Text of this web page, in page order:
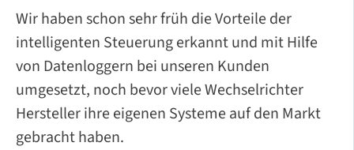
Wir haben schon sehr früh die Vorteile der
intelligenten Steuerung erkannt und mit Hilfe
von Datenloggern bei unseren Kunden
umgesetzt, noch bevor viele Wechselrichter
Hersteller ihre eigenen Systeme auf den Markt
gebracht haben.